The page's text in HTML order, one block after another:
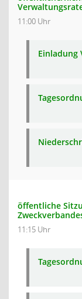
11:00 Uhr
Einladung
öffentliche
11:15 Uhr